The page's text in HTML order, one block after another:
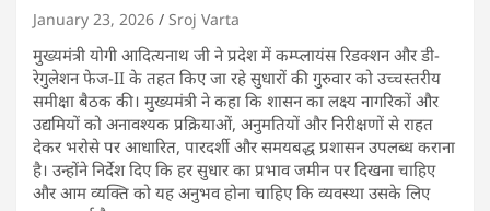
January 23, 2026 Sroj Varta
मुख्यमंत्री योगी आदित्यनाथ जी ने प्रदेश में कम्प्लायंस रिडक्शन और डी-
रेगुलेशन फेज-II के तहत किए जा रहे सुधारों की गुरुवार को उच्चस्तरीय
समीक्षा बैठक की। मुख्यमंत्री ने कहा कि शासन का लक्ष्य नागरिकों और
उद्यमियों को अनावश्यक प्रक्रियाओं, अनुमतियों और निरीक्षणों से राहत
देकर भरोसे पर आधारित, पारदर्शी और समयबद्ध प्रशासन उपलब्ध कराना
है। उन्होंने निर्देश दिए कि हर सुधार का प्रभाव जमीन पर दिखना चाहिए
और आम व्यक्ति को यह अनुभव होना चाहिए कि व्यवस्था उसके लिए